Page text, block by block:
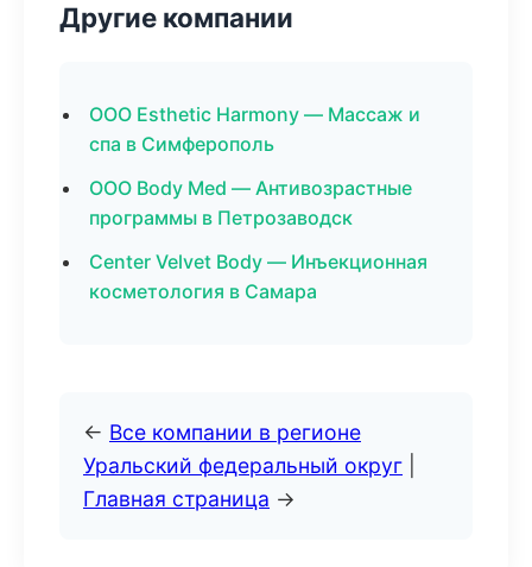
Другие компании
ООО Esthetic Harmony — Массаж и
спа в Симферополь
ООО Body Med — Антивозрастные
программы в Петрозаводск
Center Velvet Body — Инъекционная
косметология в Самара
← Все компании в регионе
Уральский федеральный округ
Главная страница →